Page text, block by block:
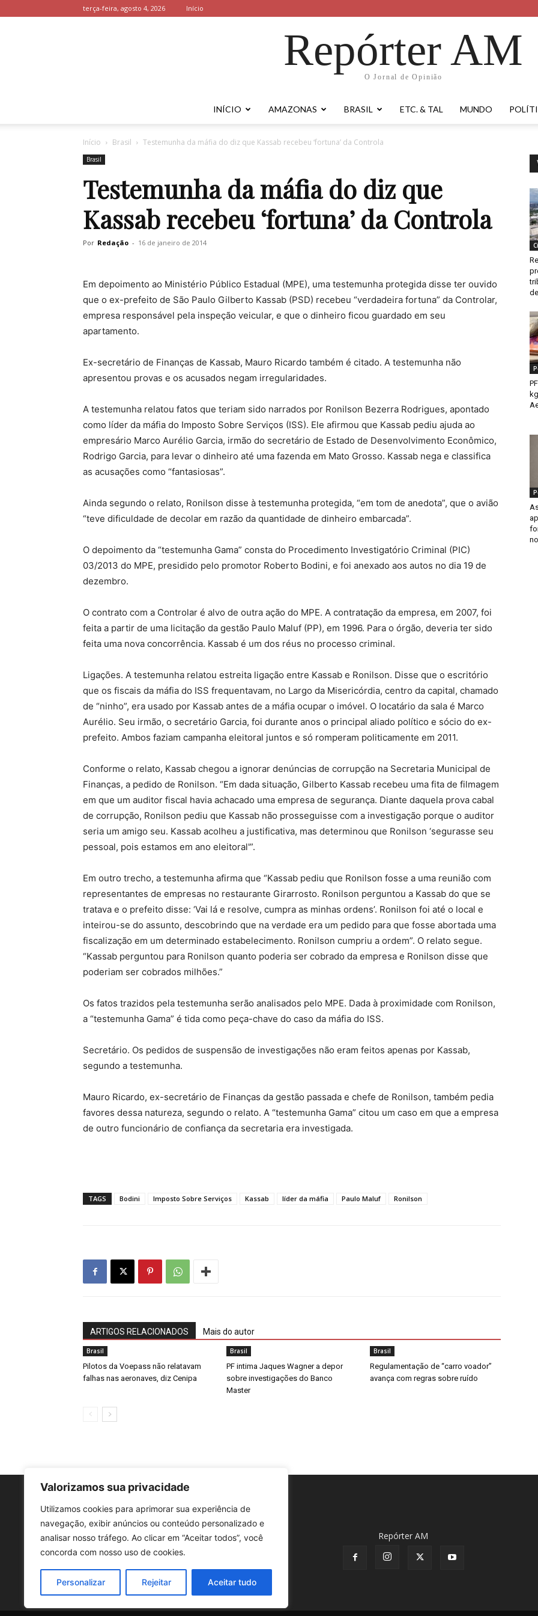
Valorizamos sua privacidade
Utilizamos cookies para aprimorar sua experiência de
navegação, exibir anúncios ou conteúdo personalizado e
analisar nosso tráfego. Ao clicar em “Aceitar todos”, você
concorda com nosso uso de cookies.
Personalizar Rejeitar Aceitar tudo
terça-feira, agosto 4, 2026 Início
Repórter AM
O Jornal de Opinião
INÍCIO AMAZONAS BRASIL ETC. & TAL MUNDO
Início Brasil Testemunha da máfia do diz que Kassab recebeu ‘fortuna’ da Controla
Brasil
Testemunha da máfia do diz que
Kassab recebeu ‘fortuna’ da Controla
Por Redação - 16 de janeiro de 2014
Em depoimento ao Ministério Público Estadual (MPE), uma testemunha protegida disse ter ouvido
que o ex-prefeito de São Paulo Gilberto Kassab (PSD) recebeu “verdadeira fortuna” da Controlar,
empresa responsável pela inspeção veicular, e que o dinheiro ficou guardado em seu
apartamento.
Ex-secretário de Finanças de Kassab, Mauro Ricardo também é citado. A testemunha não
apresentou provas e os acusados negam irregularidades.
A testemunha relatou fatos que teriam sido narrados por Ronilson Bezerra Rodrigues, apontado
como líder da máfia do Imposto Sobre Serviços (ISS). Ele afirmou que Kassab pediu ajuda ao
empresário Marco Aurélio Garcia, irmão do secretário de Estado de Desenvolvimento Econômico,
Rodrigo Garcia, para levar o dinheiro até uma fazenda em Mato Grosso. Kassab nega e classifica
as acusações como “fantasiosas”.
Ainda segundo o relato, Ronilson disse à testemunha protegida, “em tom de anedota”, que o avião
“teve dificuldade de decolar em razão da quantidade de dinheiro embarcada”.
O depoimento da “testemunha Gama” consta do Procedimento Investigatório Criminal (PIC)
03/2013 do MPE, presidido pelo promotor Roberto Bodini, e foi anexado aos autos no dia 19 de
dezembro.
O contrato com a Controlar é alvo de outra ação do MPE. A contratação da empresa, em 2007, foi
feita a partir de uma licitação da gestão Paulo Maluf (PP), em 1996. Para o órgão, deveria ter sido
feita uma nova concorrência. Kassab é um dos réus no processo criminal.
Ligações. A testemunha relatou estreita ligação entre Kassab e Ronilson. Disse que o escritório
que os fiscais da máfia do ISS frequentavam, no Largo da Misericórdia, centro da capital, chamado
de “ninho”, era usado por Kassab antes de a máfia ocupar o imóvel. O locatário da sala é Marco
Aurélio. Seu irmão, o secretário Garcia, foi durante anos o principal aliado político e sócio do ex-
prefeito. Ambos faziam campanha eleitoral juntos e só romperam politicamente em 2011.
Conforme o relato, Kassab chegou a ignorar denúncias de corrupção na Secretaria Municipal de
Finanças, a pedido de Ronilson. “Em dada situação, Gilberto Kassab recebeu uma fita de filmagem
em que um auditor fiscal havia achacado uma empresa de segurança. Diante daquela prova cabal
de corrupção, Ronilson pediu que Kassab não prosseguisse com a investigação porque o auditor
seria um amigo seu. Kassab acolheu a justificativa, mas determinou que Ronilson ‘segurasse seu
pessoal, pois estamos em ano eleitoral'”.
Em outro trecho, a testemunha afirma que “Kassab pediu que Ronilson fosse a uma reunião com
representantes de empresas no restaurante Girarrosto. Ronilson perguntou a Kassab do que se
tratava e o prefeito disse: ‘Vai lá e resolve, cumpra as minhas ordens’. Ronilson foi até o local e
inteirou-se do assunto, descobrindo que na verdade era um pedido para que fosse abortada uma
fiscalização em um determinado estabelecimento. Ronilson cumpriu a ordem”. O relato segue.
“Kassab perguntou para Ronilson quanto poderia ser cobrado da empresa e Ronilson disse que
poderiam ser cobrados milhões.”
Os fatos trazidos pela testemunha serão analisados pelo MPE. Dada à proximidade com Ronilson,
a “testemunha Gama” é tida como peça-chave do caso da máfia do ISS.
Secretário. Os pedidos de suspensão de investigações não eram feitos apenas por Kassab,
segundo a testemunha.
Mauro Ricardo, ex-secretário de Finanças da gestão passada e chefe de Ronilson, também pedia
favores dessa natureza, segundo o relato. A “testemunha Gama” citou um caso em que a empresa
de outro funcionário de confiança da secretaria era investigada.
TAGS Bodini Imposto Sobre Serviços Kassab líder da máfia Paulo Maluf Ronilson
ARTIGOS RELACIONADOS Mais do autor
Brasil
Pilotos da Voepass não relatavam
falhas nas aeronaves, diz Cenipa
Brasil
PF intima Jaques Wagner a depor
sobre investigações do Banco
Master
Brasil
Regulamentação de “carro voador”
avança com regras sobre ruído
Repórter AM